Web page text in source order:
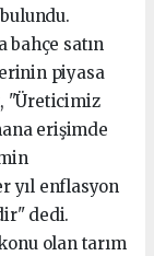
bahçe satın
piyasa
"Üreticimiz
erişimde
yıl enflasyon
dedi.
olan tarım